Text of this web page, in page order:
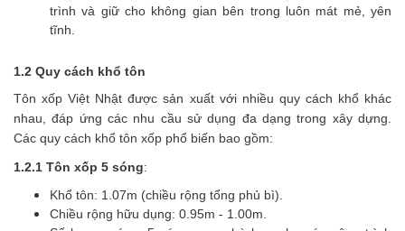
trình và giữ cho không gian bên trong luôn mát mẻ, yên
tĩnh.
1.2 Quy cách khổ tôn
Tôn xốp Việt Nhật được sản xuất với nhiều quy cách khổ khác
nhau, đáp ứng các nhu cầu sử dụng đa dạng trong xây dựng.
Các quy cách khổ tôn xốp phổ biến bao gồm:
1.2.1 Tôn xốp 5 sóng:
Khổ tôn: 1.07m (chiều rộng tổng phủ bì).
Chiều rộng hữu dụng: 0.95m - 1.00m.